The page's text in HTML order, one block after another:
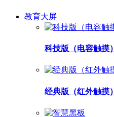
教育大屏
科技版（电容触摸）
经典版（红外触摸）